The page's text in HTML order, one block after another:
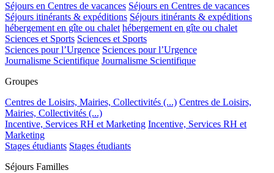
Séjours en Centres de vacances Séjours en Centres de vacances
Séjours itinérants & expéditions Séjours itinérants & expéditions
hébergement en gîte ou chalet hébergement en gîte ou chalet
Sciences et Sports Sciences et Sports
Sciences pour l’Urgence Sciences pour l’Urgence
Journalisme Scientifique Journalisme Scientifique
Groupes
Centres de Loisirs, Mairies, Collectivités (...) Centres de Loisirs,
Mairies, Collectivités (...)
Incentive, Services RH et Marketing Incentive, Services RH et
Marketing
Stages étudiants Stages étudiants
Séjours Familles